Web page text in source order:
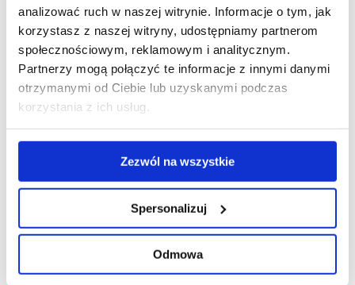
analizować ruch w naszej witrynie. Informacje o tym, jak
korzystasz z naszej witryny, udostępniamy partnerom
społecznościowym, reklamowym i analitycznym.
Partnerzy mogą połączyć te informacje z innymi danymi
otrzymanymi od Ciebie lub uzyskanymi podczas
korzystania z ich usług.
Zezwól na wszystkie
Spersonalizuj
Odmowa
w bazalcie wzmacnia ściany komórkowe roślin i tym samym
uodparnia rośliny na działanie szkodników czy chorób.
Najczęściej występujące choroby: